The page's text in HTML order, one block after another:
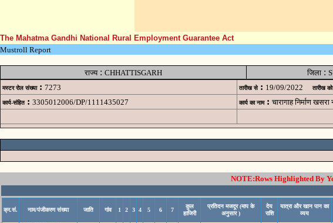
The Mahatma Gandhi National Rural Employment Guarantee Act
Mustroll Report
राज्य: CHHATTISGARH जिला:
मस्टर रोल संख्या : 7273 तारीख से : 19/09/2022 तारीख को
कार्य-संहित : 3305012006/DP/1111435027 कार्य का नाम : चारागाह निर्माण
NOTE:Rows Highlighted By
क्र.सं. नाम/पंजीकरण संख्या जाति गांव 1 2 3 4 5 6 7
कुल
हाजिरी
प्रतिदन मजदूर (माप के
अनुसार )
देय
राशि
यात्रा और खान पान का
व्यय